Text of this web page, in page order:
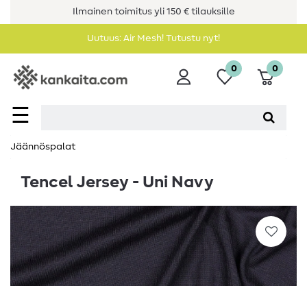
Ilmainen toimitus yli 150 € tilauksille
Uutuus: Air Mesh! Tutustu nyt!
☰
0 0
Jäännöspalat
Tencel Jersey - Uni Navy